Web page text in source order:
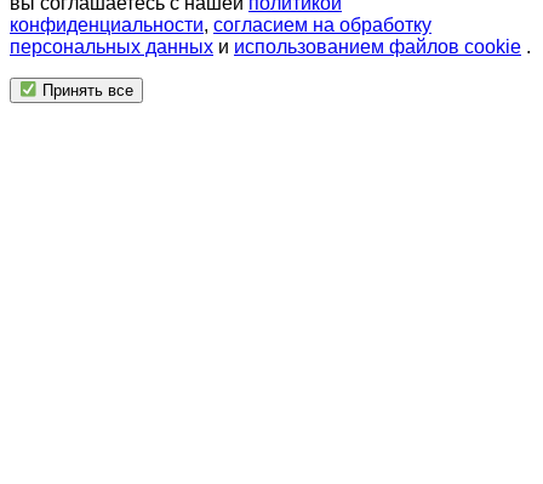
конфиденциальности, согласием на обработку
персональных данных и использованием файлов cookie .
Принять все